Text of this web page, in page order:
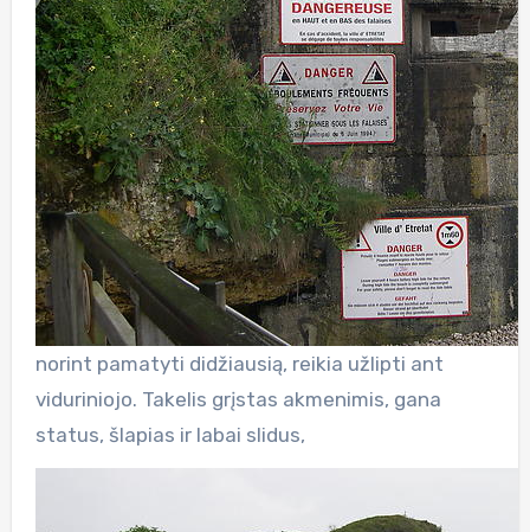
norint pamatyti didžiausią, reikia užlipti ant
viduriniojo. Takelis grįstas akmenimis, gana
status, šlapias ir labai slidus,